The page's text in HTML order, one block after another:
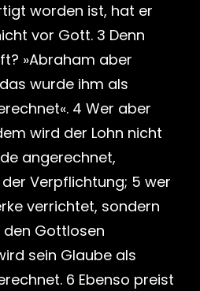
worden ist, hat er
vor Gott. 3 Denn
»Abraham aber
wurde ihm als
4 Wer aber
wird der Lohn nicht
angerechnet,
Verpflichtung; 5 wer
verrichtet, sondern
Gottlosen
sein Glaube als
6 Ebenso preist